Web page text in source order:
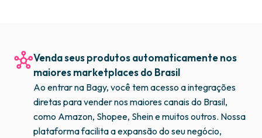
Venda seus produtos automaticamente nos
maiores marketplaces do Brasil
Ao entrar na Bagy, você tem acesso a integrações
diretas para vender nos maiores canais do Brasil,
como Amazon, Shopee, Shein e muitos outros. Nossa
plataforma facilita a expansão do seu negócio,